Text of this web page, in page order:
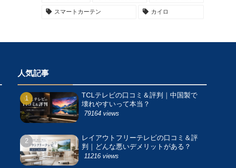
スマートカーテン カイロ
人気記事
TCLテレビの口コミ＆評判｜中国製で
壊れやすいって本当？
79164 views
レイアウトフリーテレビの口コミ＆評
判｜どんな悪いデメリットがある？
11216 views